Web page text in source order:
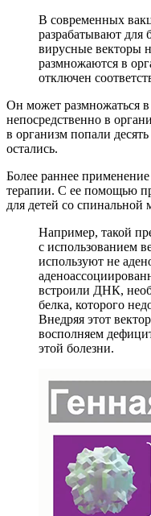
В современных
разрабатывают для
вирусные векторы
размножаются в
отключен
Он может размножаться в
непосредственно в
в организм попали
остались.
Более раннее
терапии. С ее помощью
для детей со
Например, такой
с использованием
используют не
встроили ДНК,
белка, которого
Внедряя этот
восполняем
этой болезни.